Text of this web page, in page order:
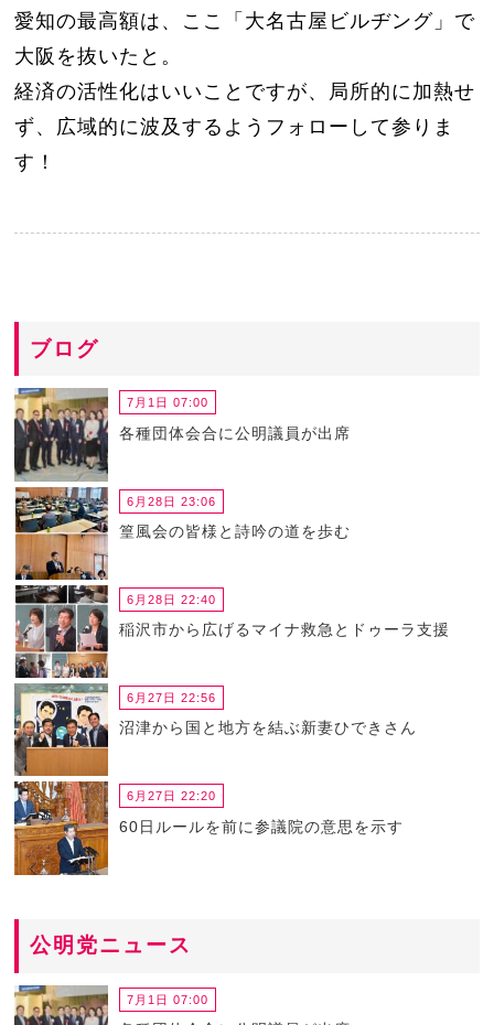
愛知の最高額は、ここ「大名古屋ビルヂング」で
大阪を抜いたと。
経済の活性化はいいことですが、局所的に加熱せ
ず、広域的に波及するようフォローして参りま
す！
ブログ
7月1日 07:00
各種団体会合に公明議員が出席
6月28日 23:06
篁風会の皆様と詩吟の道を歩む
6月28日 22:40
稲沢市から広げるマイナ救急とドゥーラ支援
6月27日 22:56
沼津から国と地方を結ぶ新妻ひできさん
6月27日 22:20
60日ルールを前に参議院の意思を示す
公明党ニュース
7月1日 07:00